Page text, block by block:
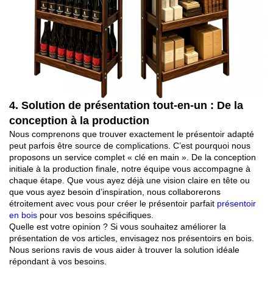
4. Solution de présentation tout-en-un : De la
conception à la production
Nous comprenons que trouver exactement le présentoir adapté
peut parfois être source de complications. C’est pourquoi nous
proposons un service complet « clé en main ». De la conception
initiale à la production finale, notre équipe vous accompagne à
chaque étape. Que vous ayez déjà une vision claire en tête ou
que vous ayez besoin d’inspiration, nous collaborerons
étroitement avec vous pour créer le présentoir parfait présentoir
en bois pour vos besoins spécifiques.
Quelle est votre opinion ? Si vous souhaitez améliorer la
présentation de vos articles, envisagez nos présentoirs en bois.
Nous serions ravis de vous aider à trouver la solution idéale
répondant à vos besoins.